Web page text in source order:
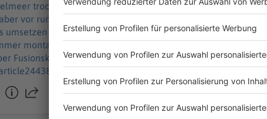
trockenlegen, damit aus Afrika und Europa ein neuer
vor rund 100 Jahren plante ein deutscher Architekt
erklärt „Aha! History“. "Aha! History – Zehn Minuten Geschichte" ist der neue History-Podcast von
und donnerstags ab 6 Uhr. Wir freuen uns über Feedback an history@welt.de. Hier geht's zur AHA!-
Fusionskraftwerke: https://www.welt.de/podcasts/aha-zehn-
Fusionskraftwerke-Der-Traum-unbegrenzter-Energie-
Koegst Impressum: https://www.welt.de/services/article7893735/Impressum.html Datenschutz:
services/article157550705/